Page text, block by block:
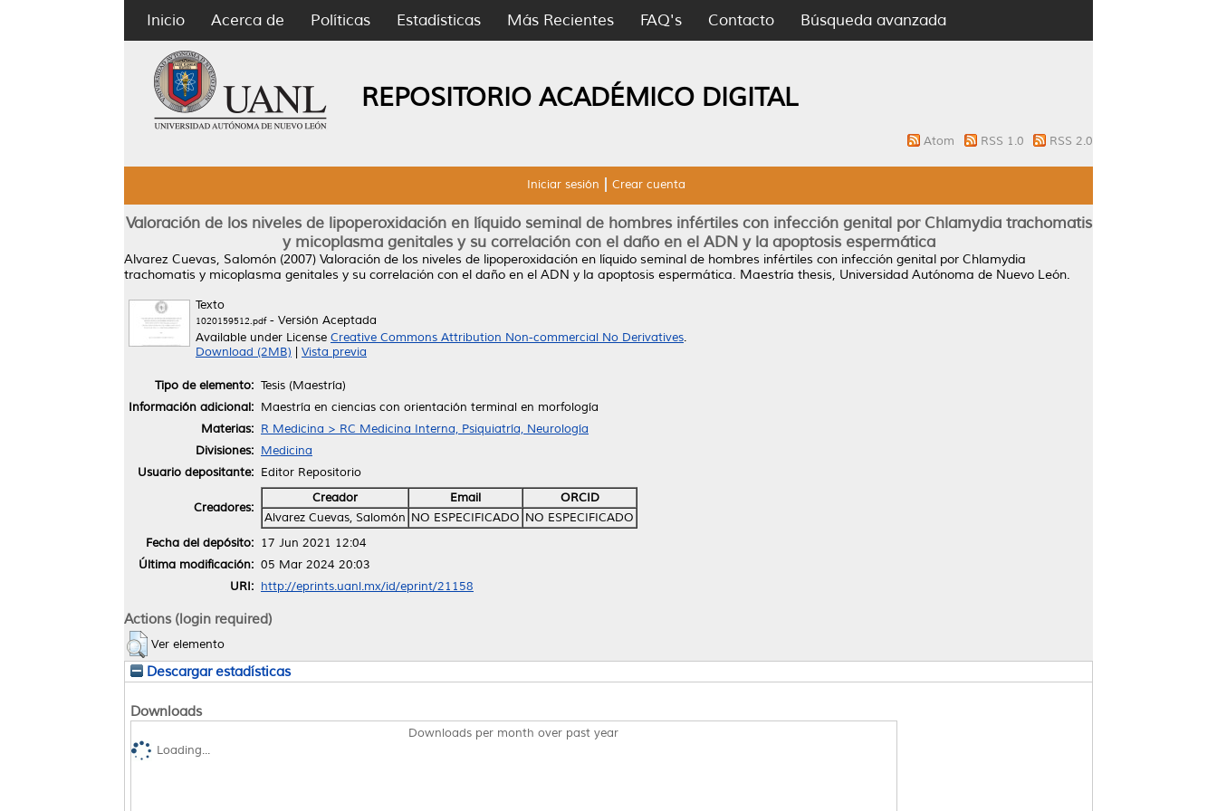
Inicio Acerca de Políticas Estadísticas Más Recientes FAQ's Contacto Búsqueda avanzada
REPOSITORIO ACADÉMICO DIGITAL
Atom RSS 1.0 RSS 2.0
Iniciar sesión Crear cuenta
Valoración de los niveles de lipoperoxidación en líquido seminal de hombres infértiles con infección genital por Chlamydia trachomatis
y micoplasma genitales y su correlación con el daño en el ADN y la apoptosis espermática
Alvarez Cuevas, Salomón (2007) Valoración de los niveles de lipoperoxidación en líquido seminal de hombres infértiles con infección genital por Chlamydia
trachomatis y micoplasma genitales y su correlación con el daño en el ADN y la apoptosis espermática. Maestría thesis, Universidad Autónoma de Nuevo León.
Texto
1020159512.pdf- Versión Aceptada
Available under License Creative Commons Attribution Non-commercial No Derivatives.
Download (2MB)
Vista previa
Tipo de elemento: Tesis (Maestría)
Información adicional: Maestría en ciencias con orientación terminal en morfología
Materias: R Medicina > RC Medicina Interna, Psiquiatría, Neurología
Divisiones: Medicina
Usuario depositante: Editor Repositorio
Creadores:
Creador Email
ORCID
Alvarez Cuevas, Salomón NO ESPECIFICADO NO ESPECIFICADO
Fecha del depósito: 17 Jun 2021 12:04
Última modificación: 05 Mar 2024 20:03
URI: http://eprints.uanl.mx/id/eprint/21158
Actions (login required)
Ver elemento
Descargar estadísticas
Downloads
Downloads per month over past year
Loading...